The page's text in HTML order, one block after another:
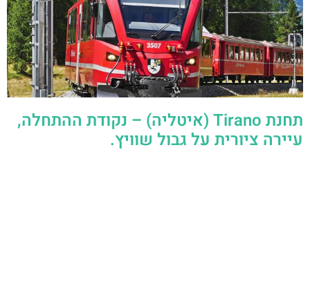
תחנת Tirano (איטליה) – נקודת ההתחלה,
עיירה ציורית על גבול שוויץ.